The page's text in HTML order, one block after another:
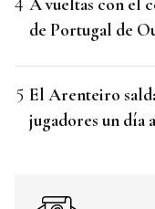
A vueltas con el
de Portugal de
El Arenteiro
jugadores un día